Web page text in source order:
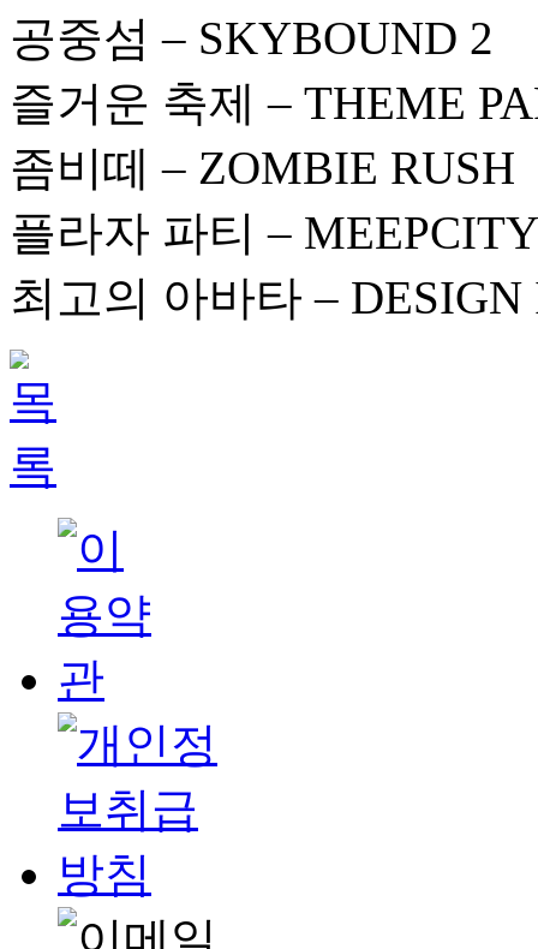
공중섬 – SKYBOUND 2
즐거운 축제 – THEME
좀비떼 – ZOMBIE RUSH
플라자 파티 – MEEPCITY
최고의 아바타 –